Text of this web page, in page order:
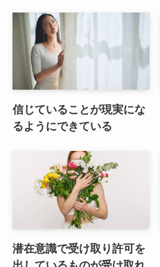
信じていることが現実にな
るようにできている
潜在意識で受け取り許可を